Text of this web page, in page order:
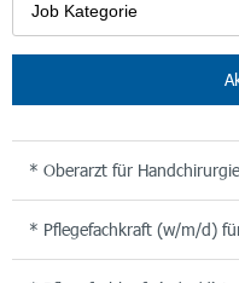
Job Kategorie
* Oberarzt für
* Pflegefachkraft (w/m/d)